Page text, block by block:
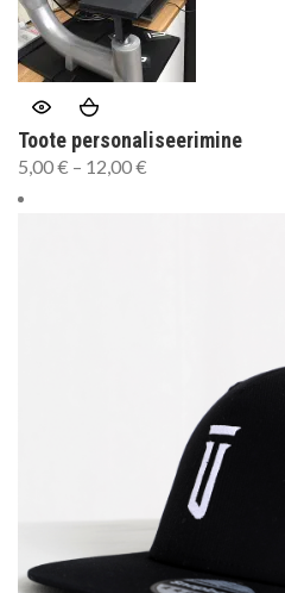
Toote personaliseerimine
5,00€ – 12,00€